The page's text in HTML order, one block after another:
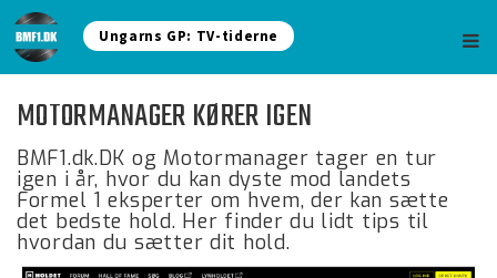
Ungarns GP: TV-tiderne
MOTORMANAGER KØRER IGEN
BMF1.dk.DK og Motormanager tager en tur
igen i år, hvor du kan dyste mod landets
Formel 1 eksperter om hvem, der kan sætte
det bedste hold. Her finder du lidt tips til
hvordan du sætter dit hold.